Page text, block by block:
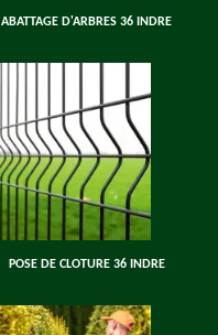
ABATTAGE D'ARBRES 36 INDRE
POSE DE CLOTURE 36 INDRE